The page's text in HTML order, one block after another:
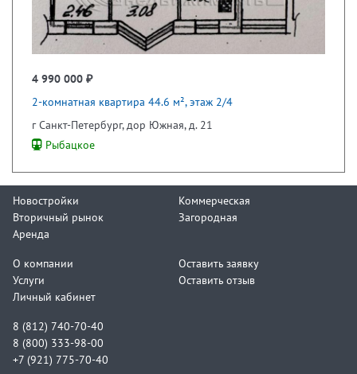
4 990 000 ₽
2-комнатная квартира 44.6 м², этаж 2/4
г Санкт-Петербург, дор Южная, д. 21
Рыбацкое
Новостройки
Вторичный рынок
Аренда
Коммерческая
Загородная
О компании
Услуги
Личный кабинет
Оставить заявку
Оставить отзыв
8 (812) 740-70-40
8 (800) 333-98-00
+7 (921) 775-70-40